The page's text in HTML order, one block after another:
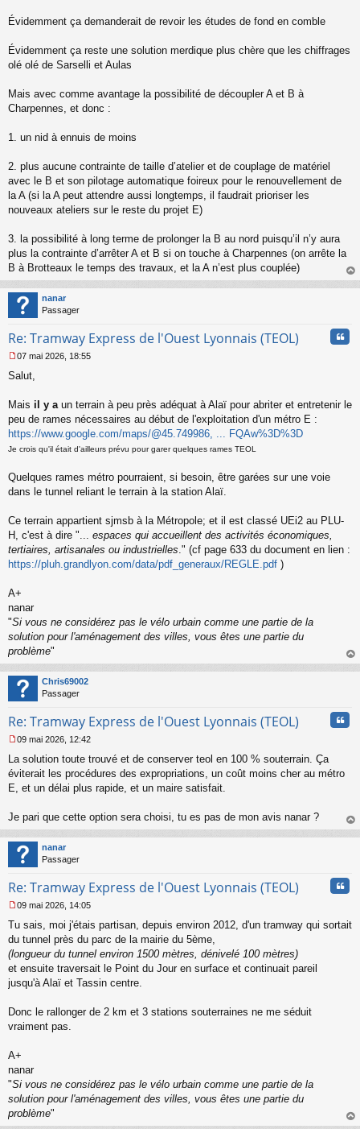
Évidemment ça demanderait de revoir les études de fond en comble
Évidemment ça reste une solution merdique plus chère que les chiffrages
olé olé de Sarselli et Aulas
Mais avec comme avantage la possibilité de découpler A et B à
Charpennes, et donc :
1. un nid à ennuis de moins
2. plus aucune contrainte de taille d’atelier et de couplage de matériel
avec le B et son pilotage automatique foireux pour le renouvellement de
la A (si la A peut attendre aussi longtemps, il faudrait prioriser les
nouveaux ateliers sur le reste du projet E)
3. la possibilité à long terme de prolonger la B au nord puisqu’il n’y aura
plus la contrainte d’arrêter A et B si on touche à Charpennes (on arrête la
B à Brotteaux le temps des travaux, et la A n’est plus couplée)
au
nanar
Passager
Re: Tramway Express de l'Ouest Lyonnais (TEOL)
e
s
g
e
n
n
u
07 mai 2026, 18:55
Salut,
Mais il y aun terrain à peu près adéquat à Alaï pour abriter et entretenir le
peu de rames nécessaires au début de l'exploitation d'un métro E :
https://www.google.com/maps/@45.749986, ... FQAw%3D%3D
Je crois qu'il était d'ailleurs prévu pour garer quelques rames TEOL
Quelques rames métro pourraient, si besoin, être garées sur une voie
dans le tunnel reliant le terrain à la station Alaï.
Ce terrain appartient sjmsb à la Métropole; et il est classé UEi2 au PLU-
H, c'est à dire "... espaces qui accueillent des activités économiques,
tertiaires, artisanales ou industrielles." (cf page 633 du document en lien :
https://pluh.grandlyon.com/data/pdf_generaux/REGLE.pdf )
A+
nanar
"Si vous ne considérez pas le vélo urbain comme une partie de la
solution pour l'aménagement des villes, vous êtes une partie du
problème"
au
Chris69002
Passager
Re: Tramway Express de l'Ouest Lyonnais (TEOL)
e
s
a
e
n
o
n
l
09 mai 2026, 12:42
La solution toute trouvé et de conserver teol en 100 % souterrain. Ça
éviterait les procédures des expropriations, un coût moins cher au métro
E, et un délai plus rapide, et un maire satisfait.
Je pari que cette option sera choisi, tu es pas de mon avis nanar ?
au
nanar
Passager
Re: Tramway Express de l'Ouest Lyonnais (TEOL)
e
s
s
g
e
o
n
09 mai 2026, 14:05
Tu sais, moi j'étais partisan, depuis environ 2012, d'un tramway qui sortait
du tunnel près du parc de la mairie du 5ème,
(longueur du tunnel environ 1500 mètres, dénivelé 100 mètres)
et ensuite traversait le Point du Jour en surface et continuait pareil
jusqu'à Alaï et Tassin centre.
Donc le rallonger de 2 km et 3 stations souterraines ne me séduit
vraiment pas.
A+
nanar
"Si vous ne considérez pas le vélo urbain comme une partie de la
solution pour l'aménagement des villes, vous êtes une partie du
problème"